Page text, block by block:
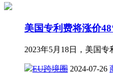
美国专利费将涨价
2023年5月18日，美国
EU跨境圈 2024-07-26